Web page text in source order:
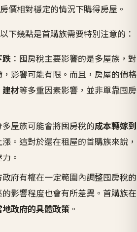
價相對穩定的情況下購得房屋。
下幾點是首購族需要特別注意的：
跌 ：囤房稅主要影響的是多屋族，對
影響可能有限。而且，房屋的價格
材等多重因素影響，並非單靠囤房
多屋族可能會將囤房稅的成本轉嫁到
漲。這對於還在租屋的首購族來說，
。
政府有權在一定範圍內調整囤房稅的
影響程度也會有所差異。首購族在
地政府的具體政策 。